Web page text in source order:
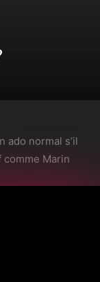
ado normal s’il
comme Marin